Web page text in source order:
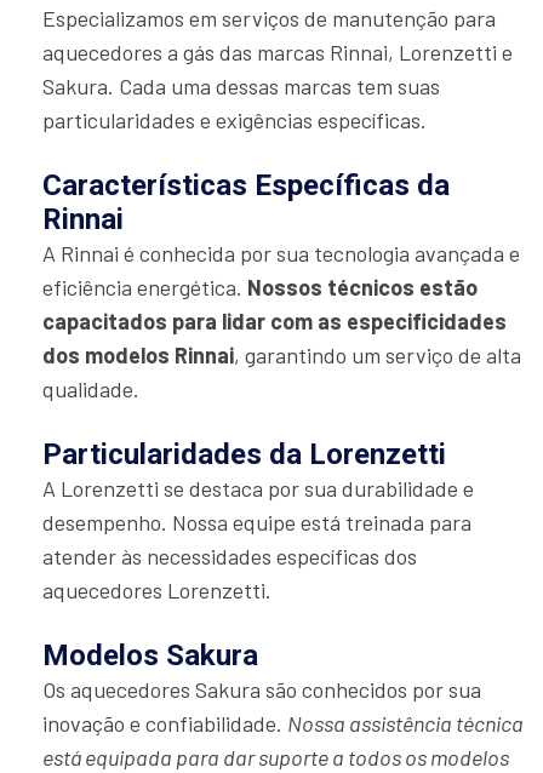
Especializamos em serviços de manutenção para
aquecedores a gás das marcas Rinnai, Lorenzetti e
Sakura. Cada uma dessas marcas tem suas
particularidades e exigências específicas.
Características Específicas da
Rinnai
A Rinnai é conhecida por sua tecnologia avançada e
eficiência energética. Nossos técnicos estão
capacitados para lidar com as especificidades
dos modelos Rinnai, garantindo um serviço de alta
qualidade.
Particularidades da Lorenzetti
A Lorenzetti se destaca por sua durabilidade e
desempenho. Nossa equipe está treinada para
atender às necessidades específicas dos
aquecedores Lorenzetti.
Modelos Sakura
Os aquecedores Sakura são conhecidos por sua
inovação e confiabilidade. Nossa assistência técnica
está equipada para dar suporte a todos os modelos